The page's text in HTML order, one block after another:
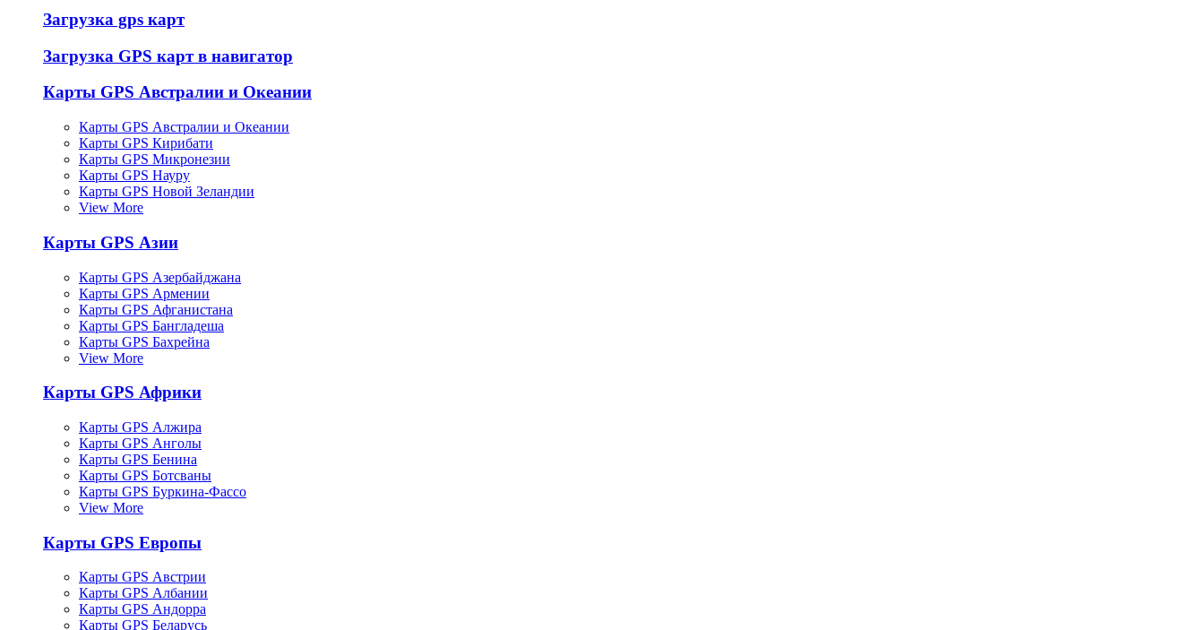
Загрузка gps карт
Загрузка GPS карт в навигатор
Карты GPS Австралии и Океании
Карты GPS Австралии и Океании
Карты GPS Кирибати
Карты GPS Микронезии
Карты GPS Науру
Карты GPS Новой Зеландии
View More
Карты GPS Азии
Карты GPS Азербайджана
Карты GPS Армении
Карты GPS Афганистана
Карты GPS Бангладеша
Карты GPS Бахрейна
View More
Карты GPS Африки
Карты GPS Алжира
Карты GPS Анголы
Карты GPS Бенина
Карты GPS Ботсваны
Карты GPS Буркина-Фассо
View More
Карты GPS Европы
Карты GPS Австрии
Карты GPS Албании
Карты GPS Андорра
Карты GPS Беларусь